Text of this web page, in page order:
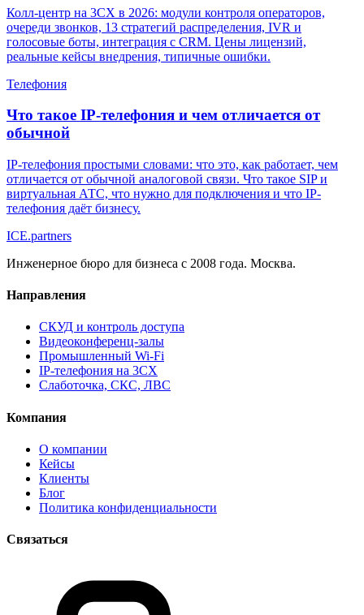
Колл-центр на 3CX в 2026: модули контроля операторов,
очереди звонков, 13 стратегий распределения, IVR и
голосовые боты, интеграция с CRM. Цены лицензий,
реальные кейсы внедрения, типичные ошибки.
Телефония
Что такое IP-телефония и чем отличается от
обычной
IP-телефония простыми словами: что это, как работает, чем
отличается от обычной аналоговой связи. Что такое SIP и
виртуальная АТС, что нужно для подключения и что IP-
телефония даёт бизнесу.
ICE.partners
Инженерное бюро для бизнеса с 2008 года. Москва.
Направления
СКУД и контроль доступа
Видеоконференц-залы
Промышленный Wi-Fi
IP-телефония на 3CX
Слаботочка, СКС, ЛВС
Компания
О компании
Кейсы
Клиенты
Блог
Политика конфиденциальности
Связаться